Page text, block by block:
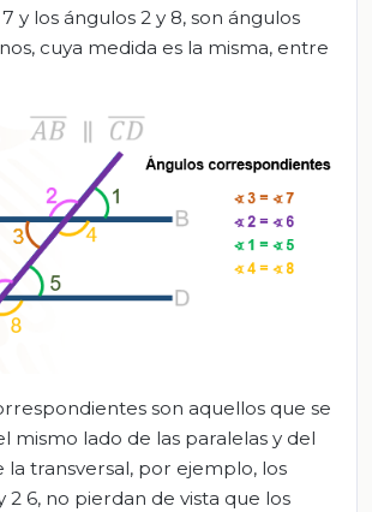
y los ángulos 2 y 8, son ángulos
cuya medida es la misma, entre
son aquellos que se
mismo lado de las paralelas y del
la transversal, por ejemplo, los
2 6, no pierdan de vista que los